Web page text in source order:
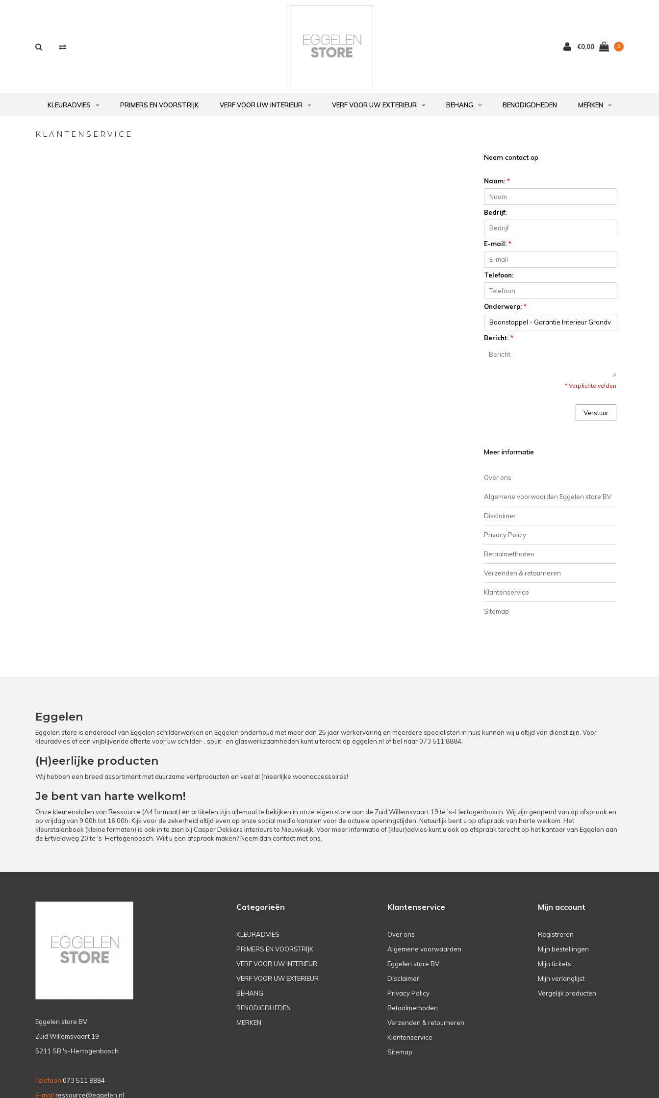
€0,00 0
KLEURADVIES PRIMERS EN VOORSTRIJK VERF VOOR UW INTERIEUR VERF VOOR UW EXTERIEUR BEHANG BENODIGDHEDEN MERKEN
KLANTENSERVICE
Neem contact op
Naam: *
Bedrijf:
E-mail: *
Telefoon:
Onderwerp: *
Bericht: *
* Verplichte velden
Verstuur
Meer informatie
Over ons
Algemene voorwaarden Eggelen store BV
Disclaimer
Privacy Policy
Betaalmethoden
Verzenden & retourneren
Klantenservice
Sitemap
Eggelen
Eggelen store is onderdeel van Eggelen schilderwerken en Eggelen onderhoud met meer dan 25 jaar werkervaring en meerdere specialisten in huis kunnen wij u altijd van dienst zijn. Voor
kleuradvies of een vrijblijvende offerte voor uw schilder-, spuit- en glaswerkzaamheden kunt u terecht op eggelen.nl of bel naar 073 511 8884
(H)eerlijke producten
Wij hebben een breed assortiment met duurzame verfproducten en veel al (h)eerlijke woonaccessoires!
Je bent van harte welkom!
Onze kleurenstalen van Ressource (A4 formaat) en artikelen zijn allemaal te bekijken in onze eigen store aan de Zuid Willemsvaart 19 te 's-Hertogenbosch. Wij zijn geopend van op afspraak en
op vrijdag van 9.00h tot 16.00h. Kijk voor de zekerheid altijd even op onze social media kanalen voor de actuele openingstijden. Natuurlijk bent u op afspraak van harte welkom. Het
kleurstalenboek (kleine formaten) is ook in te zien bij Casper Dekkers Interieurs te Nieuwkuijk. Voor meer informatie of (kleur)advies kunt u ook op afspraak terecht op het kantoor van Eggelen aan
de Ertveldweg 20 te 's-Hertogenbosch. Wilt u een afspraak maken? Neem dan contact met ons.
Eggelen store BV
Zuid Willemsvaart 19
5211 SB 's-Hertogenbosch
Telefoon 073 511 8884
E-mail ressource@eggelen.nl
Categorieën
KLEURADVIES
PRIMERS EN VOORSTRIJK
VERF VOOR UW INTERIEUR
VERF VOOR UW EXTERIEUR
BEHANG
BENODIGDHEDEN
MERKEN
Klantenservice
Over ons
Algemene voorwaarden
Eggelen store BV
Disclaimer
Privacy Policy
Betaalmethoden
Verzenden & retourneren
Klantenservice
Sitemap
Mijn account
Registreren
Mijn bestellingen
Mijn tickets
Mijn verlanglijst
Vergelijk producten